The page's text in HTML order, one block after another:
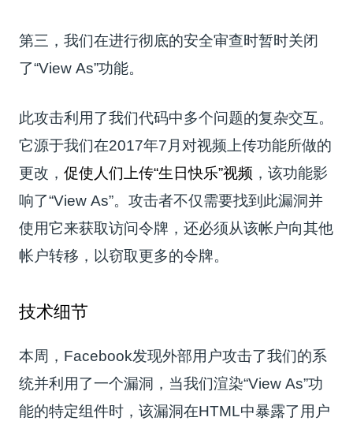
第三，我们在进行彻底的安全审查时暂时关闭
了“View As”功能。
此攻击利用了我们代码中多个问题的复杂交互。
它源于我们在2017年7月对视频上传功能所做的
更改，促使人们上传“生日快乐”视频 ，该功能影
响了“View As”。攻击者不仅需要找到此漏洞并
使用它来获取访问令牌，还必须从该帐户向其他
帐户转移，以窃取更多的令牌。
技术细节
本周，Facebook发现外部用户攻击了我们的系
统并利用了一个漏洞，当我们渲染“View As”功
能的特定组件时，该漏洞在HTML中暴露了用户